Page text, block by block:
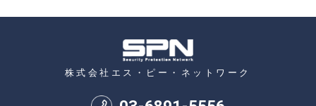
株式会社エス・ピー・ネットワーク